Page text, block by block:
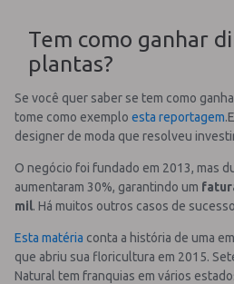
Tem como ganhar
plantas?
Se você quer saber se tem como
tome como exemplo esta reportagem
designer de moda que resolveu
O negócio foi fundado em 2013, mas
aumentaram 30%, garantindo um
mil. Há muitos outros casos de
Esta matéria conta a história de uma
que abriu sua floricultura em 2015.
Natural tem franquias em vários